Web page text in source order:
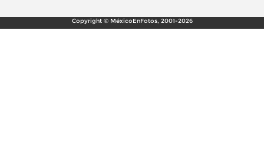
Copyright © MéxicoEnFotos, 2001-2026